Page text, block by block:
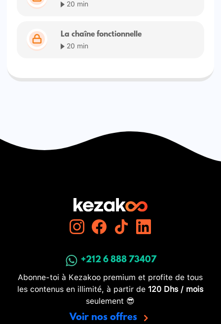
20 min
La chaîne fonctionnelle
20 min
+212 6 888 73407
Abonne-toi à Kezakoo premium et profite de tous
les contenus en illimité, à partir de 120 Dhs / mois
seulement 😎
Voir nos offres